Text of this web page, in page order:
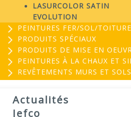
LASURCOLOR SATIN
EVOLUTION
PEINTURES FER/SOL/TOITURE
PRODUITS SPÉCIAUX
PRODUITS DE MISE EN
PEINTURES À LA CHAUX ET
REVÊTEMENTS MURS ET SOLS
Actualités
Jefco
25